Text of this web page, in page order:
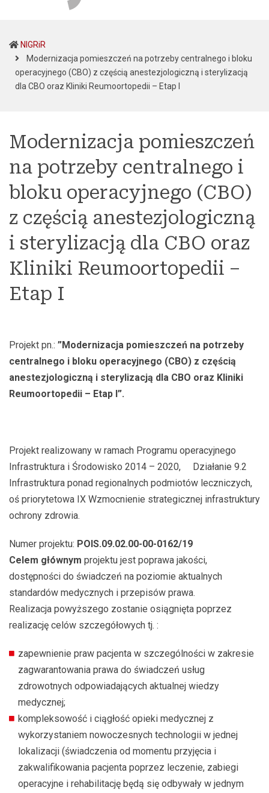
NIGRiR
Modernizacja pomieszczeń na potrzeby centralnego i bloku
operacyjnego (CBO) z częścią anestezjologiczną i sterylizacją
dla CBO oraz Kliniki Reumoortopedii – Etap I
Modernizacja pomieszczeń
na potrzeby centralnego i
bloku operacyjnego (CBO)
z częścią anestezjologiczną
i sterylizacją dla CBO oraz
Kliniki Reumoortopedii –
Etap I
Projekt pn.: ”Modernizacja pomieszczeń na potrzeby
centralnego i bloku operacyjnego (CBO) z częścią
anestezjologiczną i sterylizacją dla CBO oraz Kliniki
Reumoortopedii – Etap I”.
Projekt realizowany w ramach Programu operacyjnego
Infrastruktura i Środowisko 2014 – 2020, Działanie 9.2
Infrastruktura ponad regionalnych podmiotów leczniczych,
oś priorytetowa IX Wzmocnienie strategicznej infrastruktury
ochrony zdrowia.
Numer projektu: POIS.09.02.00-00-0162/19
Celem głównym projektu jest poprawa jakości,
dostępności do świadczeń na poziomie aktualnych
standardów medycznych i przepisów prawa.
Realizacja powyższego zostanie osiągnięta poprzez
realizację celów szczegółowych tj. :
zapewnienie praw pacjenta w szczególności w zakresie
zagwarantowania prawa do świadczeń usług
zdrowotnych odpowiadających aktualnej wiedzy
medycznej;
kompleksowość i ciągłość opieki medycznej z
wykorzystaniem nowoczesnych technologii w jednej
lokalizacji (świadczenia od momentu przyjęcia i
zakwalifikowania pacjenta poprzez leczenie, zabiegi
operacyjne i rehabilitację będą się odbywały w jednym